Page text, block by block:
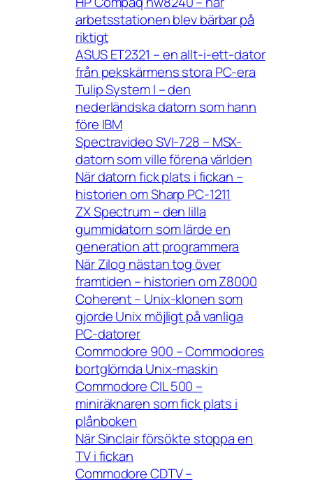
arbetsstationen blev bärbar på
riktigt
ASUS ET2321 – en allt-i-ett-dator
från pekskärmens stora PC-era
Tulip System I – den
nederländska datorn som hann
före IBM
Spectravideo SVI-728 – MSX-
datorn som ville förena världen
När datorn fick plats i fickan –
historien om Sharp PC-1211
ZX Spectrum – den lilla
gummidatorn som lärde en
generation att programmera
När Zilog nästan tog över
framtiden – historien om Z8000
Coherent – Unix-klonen som
gjorde Unix möjligt på vanliga
PC-datorer
Commodore 900 – Commodores
bortglömda Unix-maskin
Commodore CIL 500 –
miniräknaren som fick plats i
plånboken
När Sinclair försökte stoppa en
TV i fickan
Commodore CDTV –